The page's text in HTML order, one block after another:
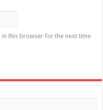
in this browser for the next time